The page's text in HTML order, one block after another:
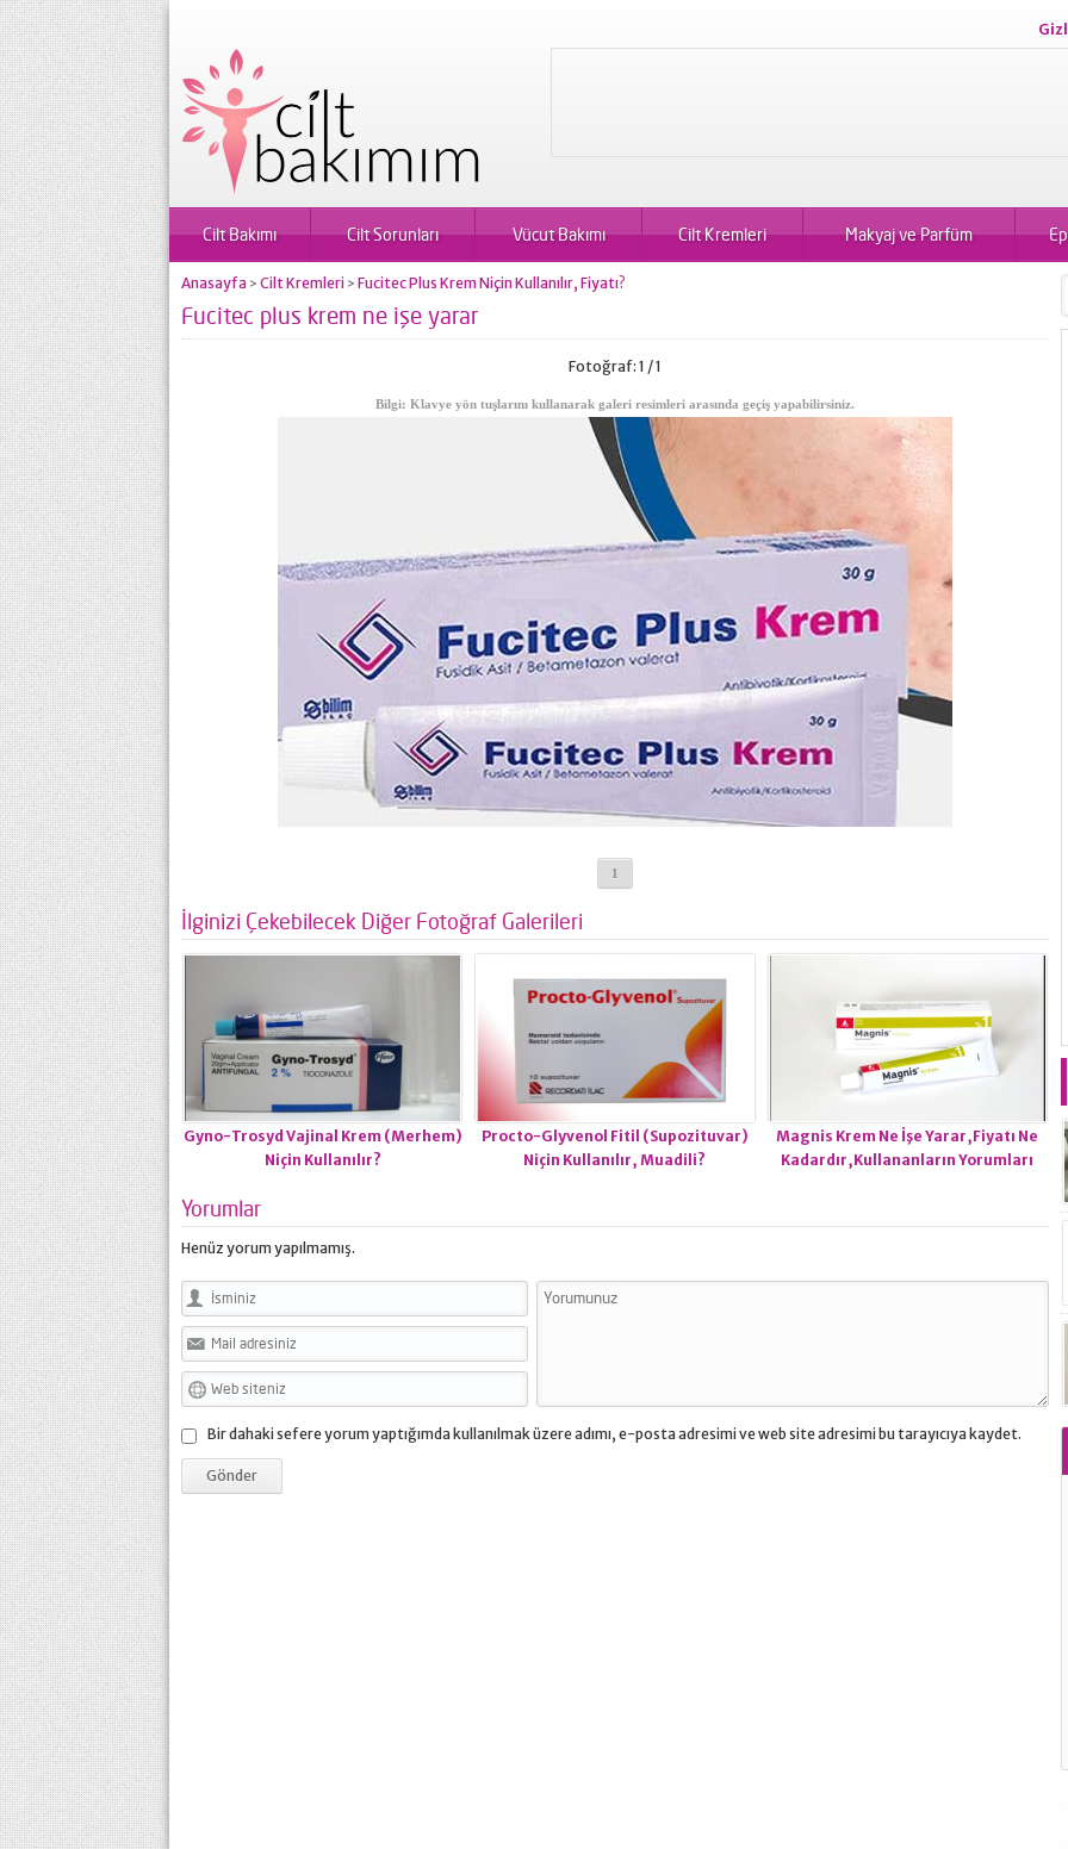
Cilt Bakımı Cilt Sorunları Vücut Bakımı Cilt Kremleri Makyaj ve Parfüm
Anasayfa > Cilt Kremleri > Fucitec Plus Krem Niçin Kullanılır, Fiyatı?
Fucitec plus krem ne işe yarar
Fotoğraf: 1 / 1
Bilgi: Klavye yön tuşlarını kullanarak galeri resimleri arasında geçiş yapabilirsiniz.
1
İlginizi Çekebilecek Diğer Fotoğraf Galerileri
Gyno-Trosyd Vajinal Krem (Merhem)
Niçin Kullanılır?
Procto-Glyvenol Fitil (Supozituvar)
Niçin Kullanılır, Muadili?
Magnis Krem Ne İşe Yarar,Fiyatı Ne
Kadardır,Kullananların Yorumları
Yorumlar
Henüz yorum yapılmamış.
Bir dahaki sefere yorum yaptığımda kullanılmak üzere adımı, e-posta adresimi ve web site adresimi bu tarayıcıya kaydet.